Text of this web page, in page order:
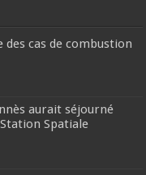
des cas de combustion
aurait séjourné
Spatiale